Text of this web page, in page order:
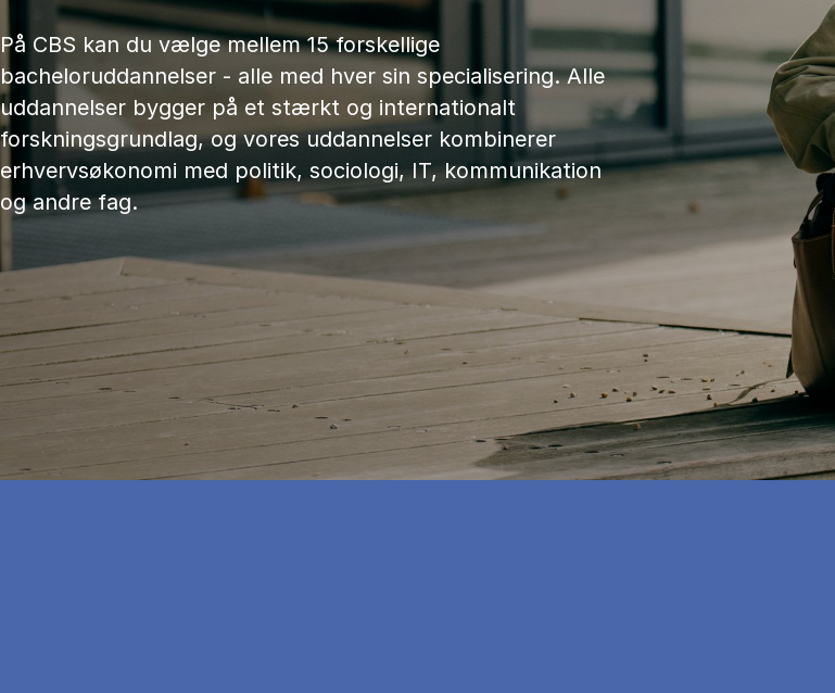
På CBS kan du vælge mellem 15 forskellige
bacheloruddannelser - alle med hver sin specialisering. Alle
uddannelser bygger på et stærkt og internationalt
forskningsgrundlag, og vores uddannelser kombinerer
erhvervsøkonomi med politik, sociologi, IT, kommunikation
og andre fag.